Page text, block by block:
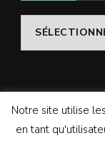
Archives
© Copyright
droits
Notre site utilise
en tant